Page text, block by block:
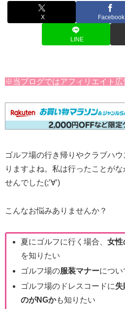
X Facebook
LINE
※当ブログではアフィリエイト広
ゴルフ場の行き帰りやクラブハ
りますよね。私は行ったことが
せんでした(;’∀’)
こんなお悩みありませんか？
夏にゴルフに行く場合、女性
を知りたい
ゴルフ場の服装マナーについ
ゴルフ場のドレスコードに失
のがNGかも知りたい